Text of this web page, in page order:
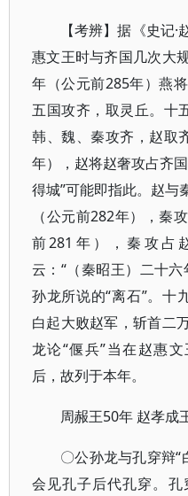
【考辨】据《史记
惠文王时与齐国几次大
年（公元前285年）燕
五国攻齐，取灵丘。十
韩、魏、秦攻齐，赵取
年），赵将赵奢攻占齐
得城”可能即指此。赵与
（公元前282年），秦
前281年），秦攻占
云：“（秦昭王）二十
孙龙所说的“离石”。十
白起大败赵军，斩首二
龙论“偃兵”当在赵惠
后，故列于本年。
周赧王50年 赵孝成
〇公孙龙与孔穿辩“
会见孔子后代孔穿。